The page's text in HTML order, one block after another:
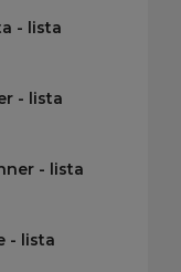
- lista
- lista
- lista
- lista